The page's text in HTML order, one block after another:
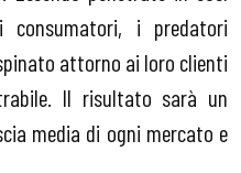
i predatori
attorno ai loro clienti
Il risultato sarà un
media di ogni mercato e